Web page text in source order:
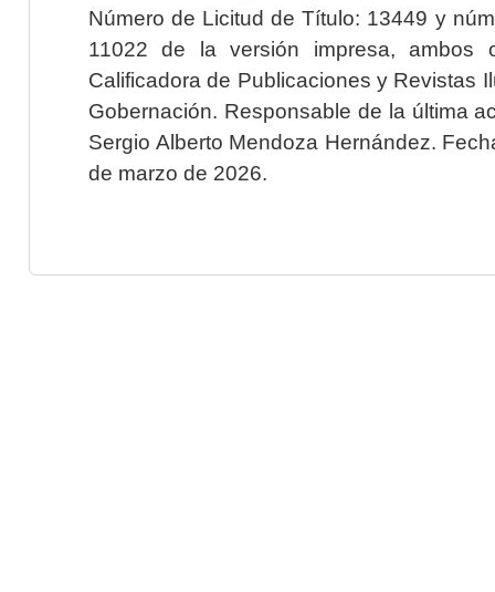
Número de Licitud de Título: 13449 y
11022 de la versión impresa, ambos
Calificadora de Publicaciones y Revistas
Gobernación. Responsable de la última
Sergio Alberto Mendoza Hernández.
de marzo de 2026.